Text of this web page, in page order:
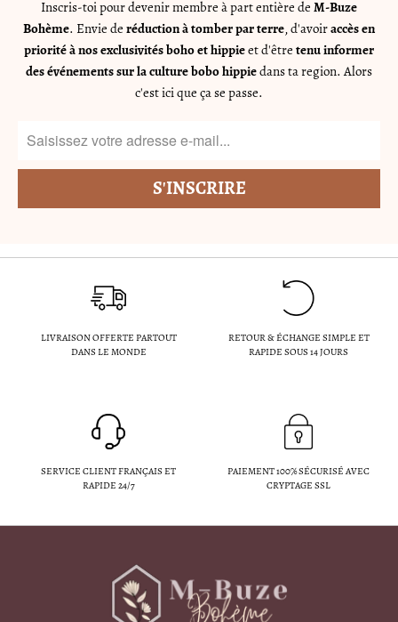
Inscris-toi pour devenir membre à part entière de M-Buze
Bohème. Envie de réduction à tomber par terre, d'avoiraccès en
priorité à nos exclusivités boho et hippieet d'être tenu informer
des événements sur la culture bobo hippiedans ta region. Alors
c'est ici que ça se passe.
LIVRAISON OFFERTE PARTOUT
DANS LE MONDE
RETOUR & ÉCHANGE SIMPLE ET
RAPIDE SOUS 14 JOURS
SERVICE CLIENT FRANÇAIS ET
RAPIDE 24/7
PAIEMENT 100% SÉCURISÉ AVEC
CRYPTAGE SSL